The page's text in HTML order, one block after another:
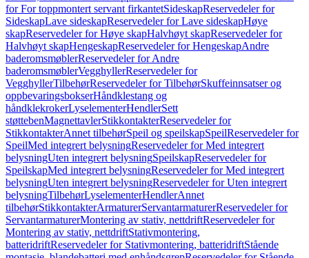
for For toppmontert servant firkantetSideskapReservedeler for
SideskapLave sideskapReservedeler for Lave sideskapHøye
skapReservedeler for Høye skapHalvhøyt skapReservedeler for
Halvhøyt skapHengeskapReservedeler for HengeskapAndre
baderomsmøblerReservedeler for Andre
baderomsmøblerVegghyllerReservedeler for
VegghyllerTilbehørReservedeler for TilbehørSkuffeinnsatser og
oppbevaringsbokserHåndklestang og
håndklekrokerLyselementerHendlerSett
støttebenMagnettavlerStikkontakterReservedeler for
StikkontakterAnnet tilbehørSpeil og speilskapSpeilReservedeler for
SpeilMed integrert belysningReservedeler for Med integrert
belysningUten integrert belysningSpeilskapReservedeler for
SpeilskapMed integrert belysningReservedeler for Med integrert
belysningUten integrert belysningReservedeler for Uten integrert
belysningTilbehørLyselementerHendlerAnnet
tilbehørStikkontakterArmaturerServantarmaturerReservedeler for
ServantarmaturerMontering av stativ, nettdriftReservedeler for
Montering av stativ, nettdriftStativmontering,
batteridriftReservedeler for Stativmontering, batteridriftStående